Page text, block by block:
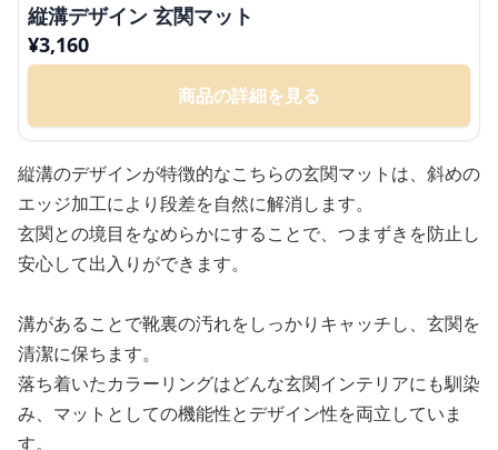
縦溝デザイン 玄関マット
¥3,160
商品の詳細を見る
縦溝のデザインが特徴的なこちらの玄関マットは、斜めの
エッジ加工により段差を自然に解消します。
玄関との境目をなめらかにすることで、つまずきを防止し
安心して出入りができます。
溝があることで靴裏の汚れをしっかりキャッチし、玄関を
清潔に保ちます。
落ち着いたカラーリングはどんな玄関インテリアにも馴染
み、マットとしての機能性とデザイン性を両立していま
す。